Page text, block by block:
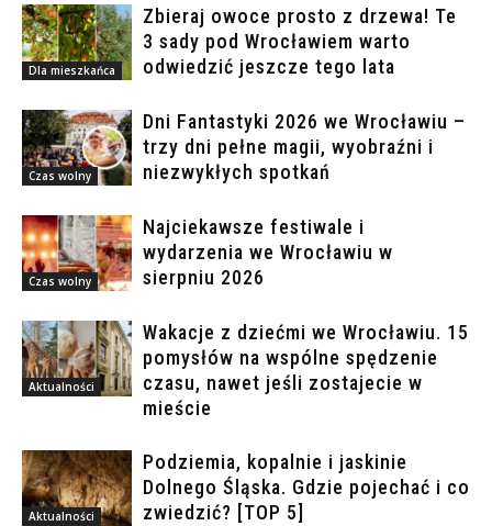
Dla mieszkańca
Zbieraj owoce prosto z drzewa! Te
3 sady pod Wrocławiem warto
odwiedzić jeszcze tego lata
Czas wolny
Dni Fantastyki 2026 we Wrocławiu –
trzy dni pełne magii, wyobraźni i
niezwykłych spotkań
Czas wolny
Najciekawsze festiwale i
wydarzenia we Wrocławiu w
sierpniu 2026
Aktualności
Wakacje z dziećmi we Wrocławiu. 15
pomysłów na wspólne spędzenie
czasu, nawet jeśli zostajecie w
mieście
Aktualności
Podziemia, kopalnie i jaskinie
Dolnego Śląska. Gdzie pojechać i co
zwiedzić? [TOP 5]